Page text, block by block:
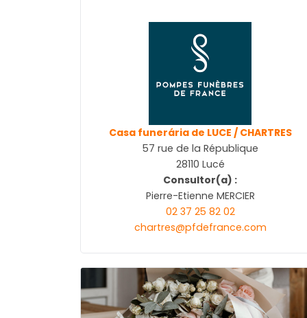
Casa funerária de LUCE / CHARTRES
57 rue de la République
28110 Lucé
Consultor(a) :
Pierre-Etienne MERCIER
02 37 25 82 02
chartres@pfdefrance.com